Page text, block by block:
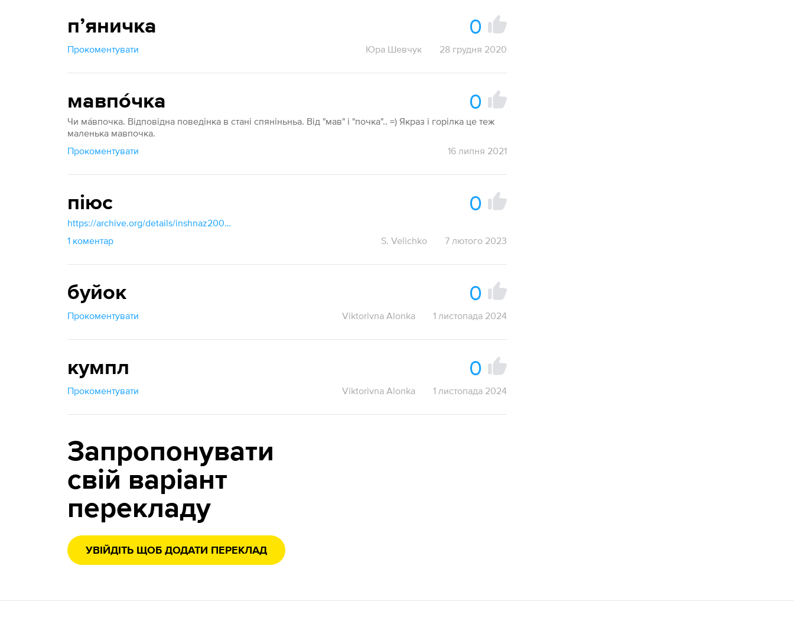
пʼяничка 0
Прокоментувати Юра Шевчук 28 грудня 2020
мавпо́чка 0
Чи ма́впочка. Відповідна поведінка в стані спяніньньа. Від "мав" і "почка".. =) Якраз і горілка це теж
маленька мавпочка.
Прокоментувати
16 липня 2021
піюс 0
https://archive.org/details/inshnaz2003/page/30/mode/1up?view=theater
1 коментар
S. Velichko 7 лютого 2023
буйок 0
Прокоментувати Viktorivna Alonka 1 листопада 2024
кумпл 0
Прокоментувати Viktorivna Alonka 1 листопада 2024
Запропонувати
свій варіант
перекладу
УВІЙДІТЬ ЩОБ ДОДАТИ ПЕРЕКЛАД